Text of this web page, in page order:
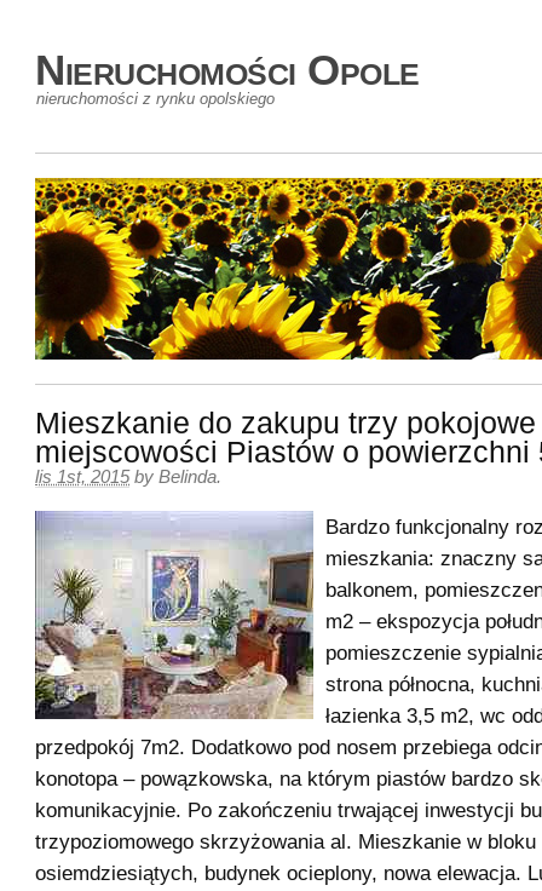
Nieruchomości Opole
nieruchomości z rynku opolskiego
Mieszkanie do zakupu trzy pokojowe
miejscowości Piastów o powierzchni
lis 1st, 2015 by Belinda.
Bardzo funkcjonalny
mieszkania: znaczny
balkonem,
m2 – ekspozycja
pomieszczenie
strona północna,
łazienka 3,5 m2, wc
przedpokój 7m2. Dodatkowo pod nosem przebiega
konotopa – powązkowska, na którym piastów bardzo
komunikacyjnie. Po zakończeniu trwającej inwestycji
trzypoziomowego skrzyżowania al. Mieszkanie w bloku
osiemdziesiątych, budynek ocieplony, nowa elewacja.